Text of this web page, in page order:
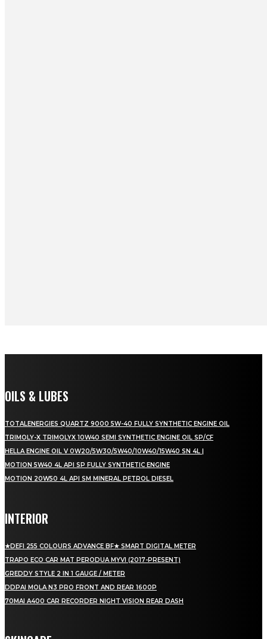
OILS & LUBES
TOTALENERGIES QUARTZ 9000 5W-40 FULLY SYNTHETIC ENGINE OIL
TRIMOLY-X TRIMOLYX 10W40 SEMI SYNTHETIC ENGINE OIL SP/CF
HELLA ENGINE OIL V 0W20/5W30/5W40/10W40/15W40 SN 4L |
MOTION 5W40 4L API SP FULLY SYNTHETIC ENGINE
MOTION 20W50 4L API SM MINERAL PETROL DIESEL
INTERIOR
★DEFI 255 COLOURS ADVANCE BF★ SMART DIGITAL METER
TRAPO ECO CAR MAT PERODUA MYVI (2017-PRESENT)
GREDDY STYLE 2 IN 1 GAUGE / METER
DDPAI MOLA N3 PRO FRONT AND REAR 1600P
70MAI A400 CAR RECORDER NIGHT VISION REAR DASH